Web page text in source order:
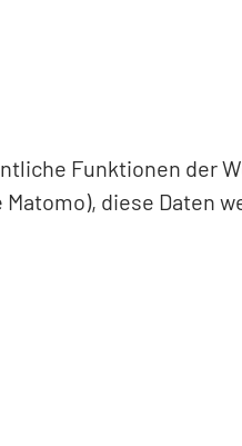
Funktionen der
diese Daten